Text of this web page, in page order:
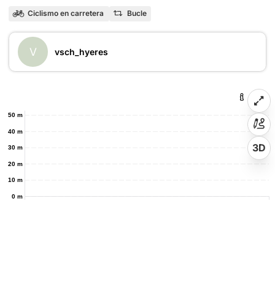
Ciclismo en carretera Bucle
V vsch_hyeres
0 m
10 m
20 m
30 m
40 m
50 m
3D